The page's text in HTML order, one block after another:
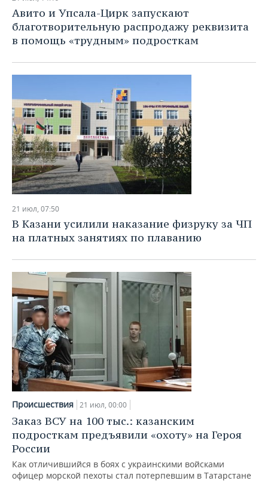
Авито и Упсала-Цирк запускают
благотворительную распродажу реквизита
в помощь «трудным» подросткам
21 июл, 07:50
В Казани усилили наказание физруку за ЧП
на платных занятиях по плаванию
Происшествия 21 июл, 00:00
Заказ ВСУ на 100 тыс.: казанским
подросткам предъявили «охоту» на Героя
России
Как отличившийся в боях с украинскими войсками
офицер морской пехоты стал потерпевшим в Татарстане